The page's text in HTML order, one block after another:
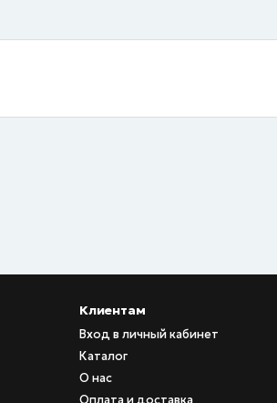
Клиентам
Вход в личный кабинет
Каталог
О нас
Оплата и доставка